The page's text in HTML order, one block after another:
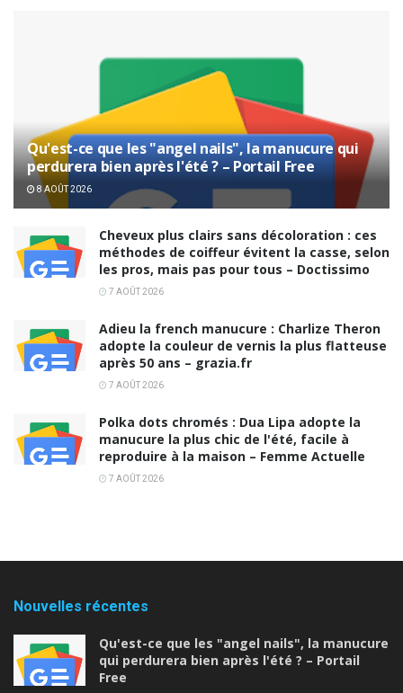
Qu'est-ce que les "angel nails", la manucure qui
perdurera bien après l'été ? – Portail Free
8 AOÛT 2026
Cheveux plus clairs sans décoloration : ces
méthodes de coiffeur évitent la casse, selon
les pros, mais pas pour tous – Doctissimo
7 AOÛT 2026
Adieu la french manucure : Charlize Theron
adopte la couleur de vernis la plus flatteuse
après 50 ans – grazia.fr
7 AOÛT 2026
Polka dots chromés : Dua Lipa adopte la
manucure la plus chic de l'été, facile à
reproduire à la maison – Femme Actuelle
7 AOÛT 2026
Nouvelles récentes
Qu'est-ce que les "angel nails", la manucure
qui perdurera bien après l'été ? – Portail
Free